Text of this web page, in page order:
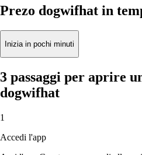
Prezo dogwifhat in
Inizia in pochi minuti
3 passaggi per aprire
dogwifhat
1
Accedi l'app